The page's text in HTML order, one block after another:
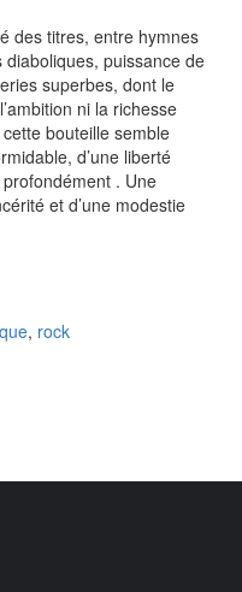
des titres, entre hymnes
puissance de
superbes, dont le
ni la richesse
bouteille semble
d’une liberté
. Une
et d’une modestie
, rock